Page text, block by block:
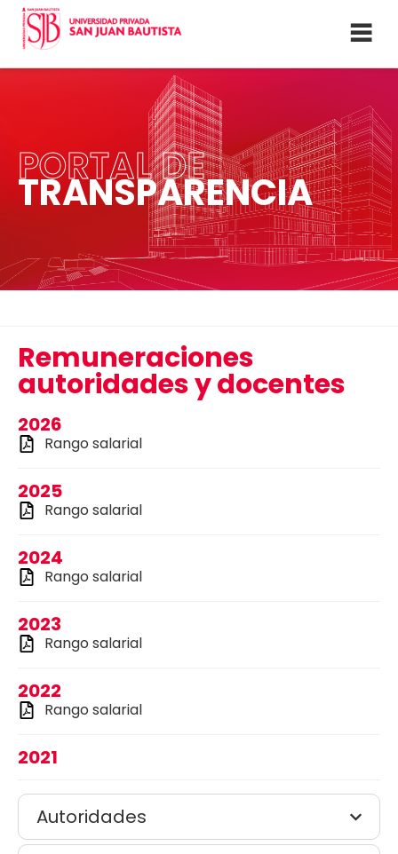
PORTAL DE
TRANSPARENCIA
Remuneraciones
autoridades y docentes
2026
Rango salarial
2025
Rango salarial
2024
Rango salarial
2023
Rango salarial
2022
Rango salarial
2021
Autoridades